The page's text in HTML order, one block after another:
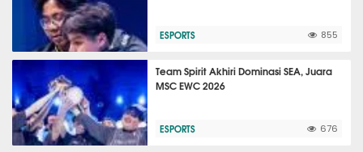
ESPORTS 855
Team Spirit Akhiri Dominasi SEA, Juara
MSC EWC 2026
ESPORTS 676